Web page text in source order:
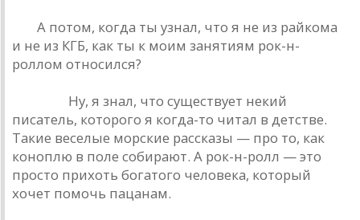
А потом, когда ты узнал, что я не из райкома
и не из КГБ, как ты к моим занятиям рок-н-
роллом относился?
Ну, я знал, что существует некий
писатель, которого я когда-то читал в детстве.
Такие веселые морские рассказы — про то, как
коноплю в поле собирают. А рок-н-ролл — это
просто прихоть богатого человека, который
хочет помочь пацанам.